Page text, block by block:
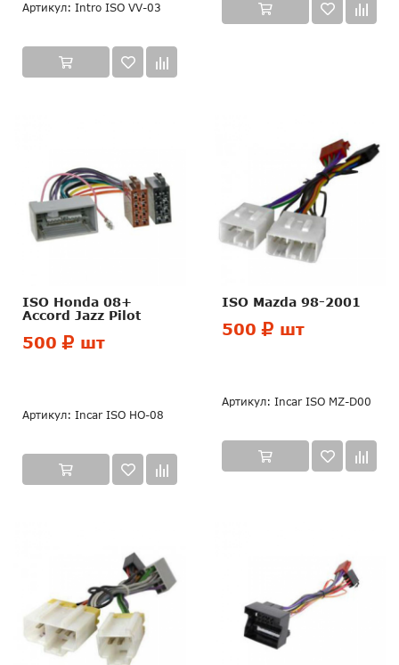
Артикул: Intro ISO VV-03
ISO Honda 08+
Accord Jazz Pilot
500 шт
Артикул: Incar ISO HO-08
ISO Mazda 98-2001
500 шт
Артикул: Incar ISO MZ-D00